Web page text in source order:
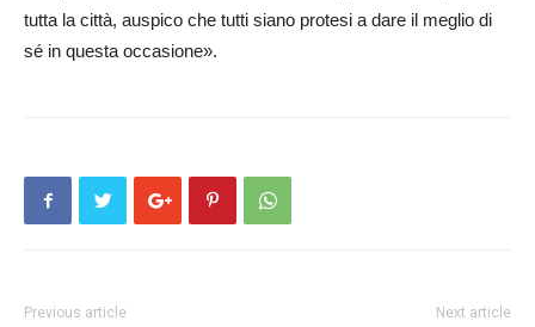
tutta la città, auspico che tutti siano protesi a dare il meglio di
sé in questa occasione».
Previous article Next article